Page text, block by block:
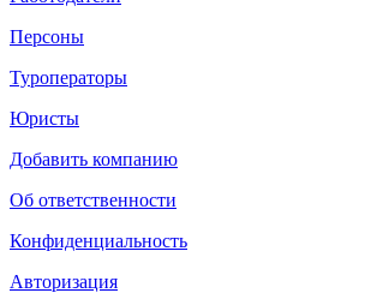
Персоны
Туроператоры
Юристы
Добавить компанию
Об ответственности
Конфиденциальность
Авторизация